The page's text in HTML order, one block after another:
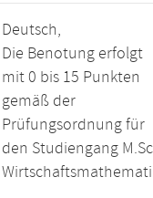
Deutsch,
Die Benotung erfolgt
mit 0 bis 15 Punkten
gemäß der
Prüfungsordnung für
den Studiengang